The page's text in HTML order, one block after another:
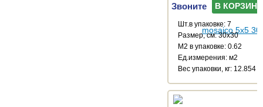
Звоните В КОРЗИНУ
Шт.в упаковке: 7
Размер, см: 30x30
М2 в упаковке: 0.62
Ед.измерения: м2
Веc упаковки, кг: 12.854